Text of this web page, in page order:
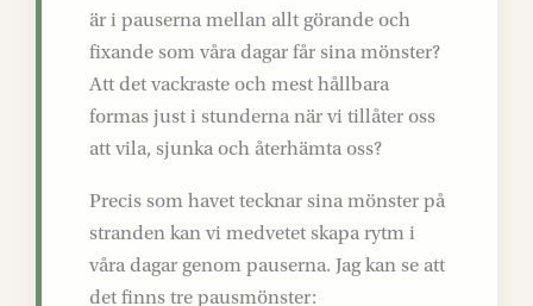
är i pauserna mellan allt görande och
fixande som våra dagar får sina mönster?
Att det vackraste och mest hållbara
formas just i stunderna när vi tillåter oss
att vila, sjunka och återhämta oss?
Precis som havet tecknar sina mönster på
stranden kan vi medvetet skapa rytm i
våra dagar genom pauserna. Jag kan se att
det finns tre pausmönster: